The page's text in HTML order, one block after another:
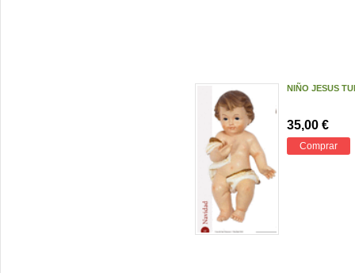
NIÑO JESUS
35,00 €
Comprar